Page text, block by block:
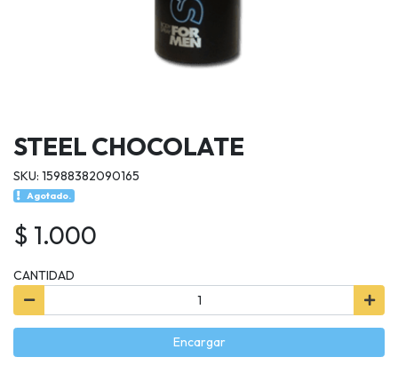
STEEL CHOCOLATE
SKU: 15988382090165
Agotado.
$ 1.000
CANTIDAD
Encargar